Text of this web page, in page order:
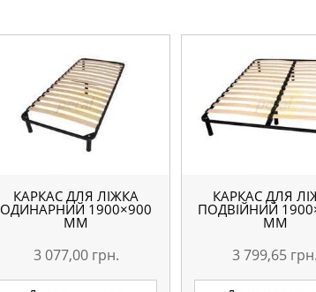
КАРКАС ДЛЯ ЛІЖКА
ОДИНАРНИЙ 1900×900
ММ
3 077,00 грн.
КАРКАС ДЛЯ
ПОДВІЙНИЙ
ММ
3 799,65